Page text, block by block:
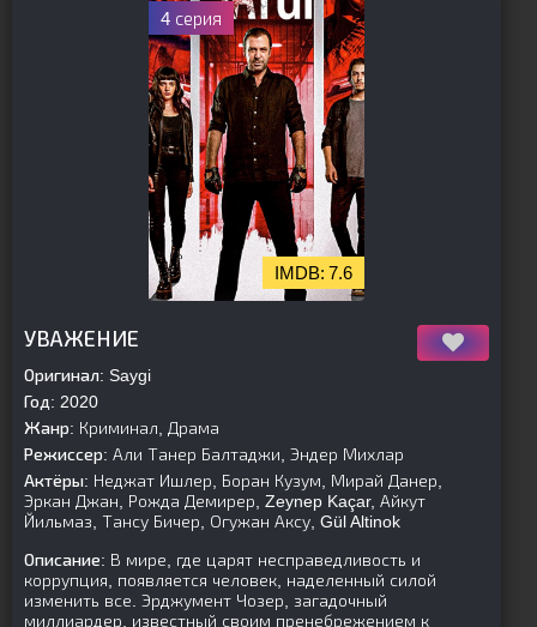
4 серия
7.6
УВАЖЕНИЕ
Оригинал: Saygi
Год: 2020
Жанр: Криминал, Драма
Режиссер: Али Танер Балтаджи, Эндер Михлар
Актёры: Неджат Ишлер, Боран Кузум, Мирай Данер,
Эркан Джан, Рожда Демирер, Zeynep Kaçar, Айкут
Йильмаз, Тансу Бичер, Огужан Аксу, Gül Altinok
Описание: В мире, где царят несправедливость и
коррупция, появляется человек, наделенный силой
изменить все. Эрджумент Чозер, загадочный
миллиардер, известный своим пренебрежением к